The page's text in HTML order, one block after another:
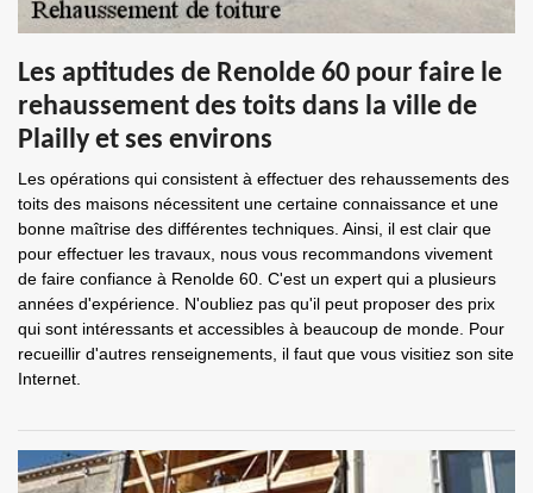
Les aptitudes de Renolde 60 pour faire le
rehaussement des toits dans la ville de
Plailly et ses environs
Les opérations qui consistent à effectuer des rehaussements des
toits des maisons nécessitent une certaine connaissance et une
bonne maîtrise des différentes techniques. Ainsi, il est clair que
pour effectuer les travaux, nous vous recommandons vivement
de faire confiance à Renolde 60. C'est un expert qui a plusieurs
années d'expérience. N'oubliez pas qu'il peut proposer des prix
qui sont intéressants et accessibles à beaucoup de monde. Pour
recueillir d'autres renseignements, il faut que vous visitiez son site
Internet.